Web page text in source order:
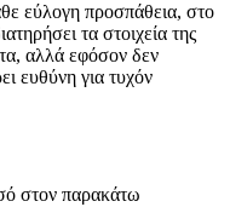
εύλογη προσπάθεια, στο
τα στοιχεία της
αλλά εφόσον δεν
ευθύνη για τυχόν
στον παρακάτω